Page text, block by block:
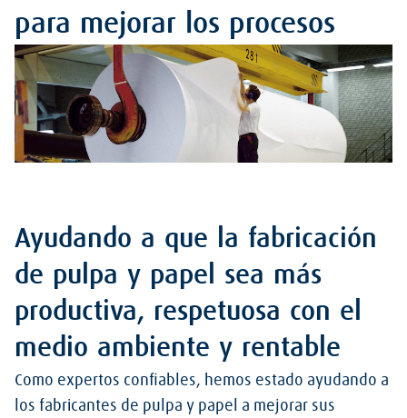
para mejorar los procesos
Ayudando a que la fabricación
de pulpa y papel sea más
productiva, respetuosa con el
medio ambiente y rentable
Como expertos confiables, hemos estado ayudando a
los fabricantes de pulpa y papel a mejorar sus